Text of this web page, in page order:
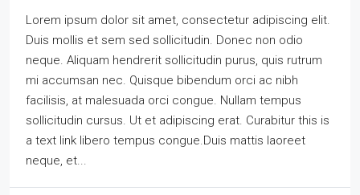
Lorem ipsum dolor sit amet, consectetur adipiscing elit.
Duis mollis et sem sed sollicitudin. Donec non odio
neque. Aliquam hendrerit sollicitudin purus, quis rutrum
mi accumsan nec. Quisque bibendum orci ac nibh
facilisis, at malesuada orci congue. Nullam tempus
sollicitudin cursus. Ut et adipiscing erat. Curabitur this is
a text link libero tempus congue.Duis mattis laoreet
neque, et...